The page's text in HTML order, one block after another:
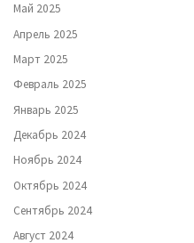
Май 2025
Апрель 2025
Март 2025
Февраль 2025
Январь 2025
Декабрь 2024
Ноябрь 2024
Октябрь 2024
Сентябрь 2024
Август 2024